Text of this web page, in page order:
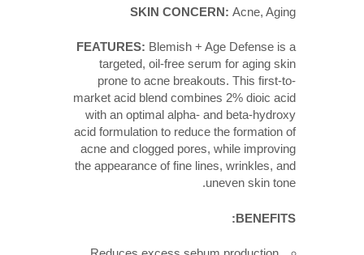
FEATURES:
targeted, oil-
prone to acne
market acid blend
with an optimal
acid formulation to
acne and clogged
the appearance of